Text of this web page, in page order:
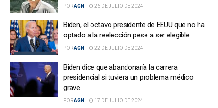
PORAGN 26 DE JULIO DE 2024
Biden, el octavo presidente de EEUU que no ha
optado a la reelección pese a ser elegible
PORAGN 22 DE JULIO DE 2024
Biden dice que abandonaría la carrera
presidencial si tuviera un problema médico
grave
PORAGN 17 DE JULIO DE 2024